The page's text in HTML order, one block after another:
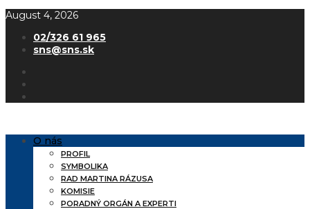
August 4, 2026
02/326 61 965
sns@sns.sk
O nás
PROFIL
SYMBOLIKA
RAD MARTINA RÁZUSA
KOMISIE
PORADNÝ ORGÁN A EXPERTI